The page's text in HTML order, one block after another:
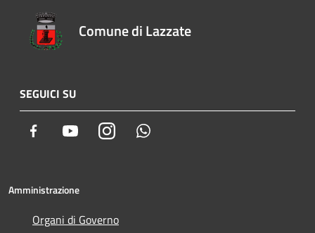
Comune di Lazzate
SEGUICI SU
Facebook YoutubeInstagram
Amministrazione
Organi di Governo